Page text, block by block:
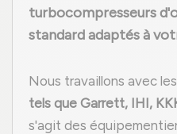
turbocompresseurs
standard adaptés à
Nous travaillons avec les
tels que Garrett, IHI,
s'agit des